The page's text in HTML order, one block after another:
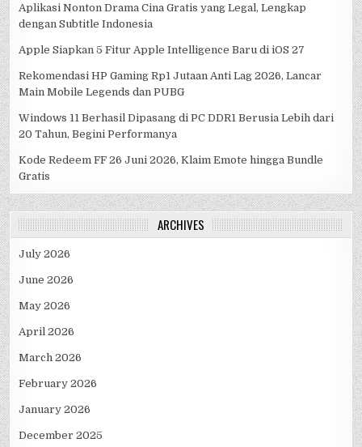
Aplikasi Nonton Drama Cina Gratis yang Legal, Lengkap
dengan Subtitle Indonesia
Apple Siapkan 5 Fitur Apple Intelligence Baru di iOS 27
Rekomendasi HP Gaming Rp1 Jutaan Anti Lag 2026, Lancar
Main Mobile Legends dan PUBG
Windows 11 Berhasil Dipasang di PC DDR1 Berusia Lebih dari
20 Tahun, Begini Performanya
Kode Redeem FF 26 Juni 2026, Klaim Emote hingga Bundle
Gratis
ARCHIVES
July 2026
June 2026
May 2026
April 2026
March 2026
February 2026
January 2026
December 2025